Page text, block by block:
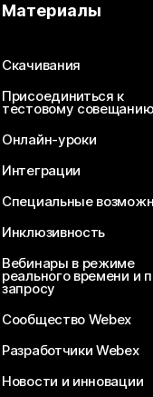
Материалы
Скачивания
Присоединиться к
тестовому совещанию
Онлайн-уроки
Интеграции
Специальные
Инклюзивность
Вебинары в режиме
реального времени и
запросу
Сообщество Webex
Разработчики Webex
Новости и инновации